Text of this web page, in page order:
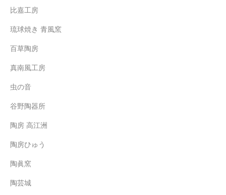
比嘉工房
琉球焼き 青風窯
百草陶房
真南風工房
虫の音
谷野陶器所
陶房 高江洲
陶房ひゅう
陶眞窯
陶芸城